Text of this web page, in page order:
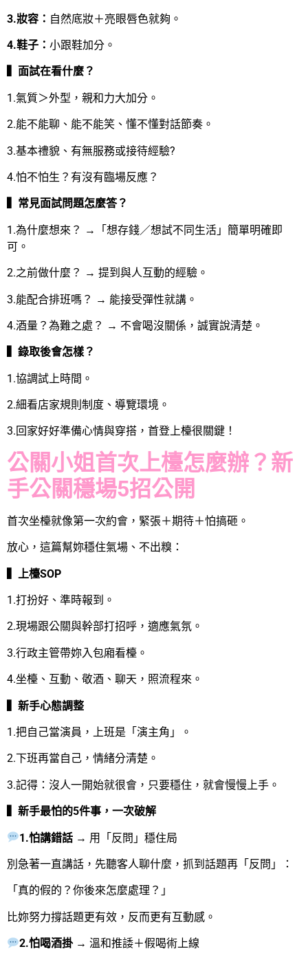
3.妝容： 自然底妝＋亮眼唇色就夠。
4.鞋子： 小跟鞋加分。
▍面試在看什麼？
1.氣質＞外型，親和力大加分。
2.能不能聊、能不能笑、懂不懂對話節奏。
3.基本禮貌、有無服務或接待經驗?
4.怕不怕生？有沒有臨場反應？
▍常見面試問題怎麼答？
1.為什麼想來？ →「想存錢／想試不同生活」簡單明確即
可。
2.之前做什麼？ → 提到與人互動的經驗。
3.能配合排班嗎？ → 能接受彈性就講。
4.酒量？為難之處？ → 不會喝沒關係，誠實說清楚。
▍錄取後會怎樣？
1.協調試上時間。
2.細看店家規則制度、導覽環境。
3.回家好好準備心情與穿搭，首登上檯很關鍵！
公關小姐首次上檯怎麼辦？新
手公關穩場5招公開
首次坐檯就像第一次約會，緊張＋期待＋怕搞砸。
放心，這篇幫妳穩住氣場、不出糗：
▍上檯SOP
1.打扮好、準時報到。
2.現場跟公關與幹部打招呼，適應氣氛。
3.行政主管帶妳入包廂看檯。
4.坐檯、互動、敬酒、聊天，照流程來。
▍新手心態調整
1.把自己當演員，上班是「演主角」。
2.下班再當自己，情緒分清楚。
3.記得：沒人一開始就很會，只要穩住，就會慢慢上手。
▍新手最怕的5件事，一次破解
1.怕講錯話 → 用「反問」穩住局
別急著一直講話，先聽客人聊什麼，抓到話題再「反問」：
「真的假的？你後來怎麼處理？」
比妳努力撐話題更有效，反而更有互動感。
2.怕喝酒掛→ 溫和推諉＋假喝術上線